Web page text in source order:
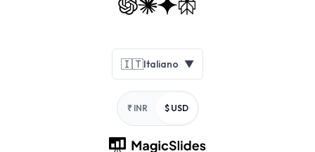
🇮🇹Italiano ▼
₹ INR $ USD